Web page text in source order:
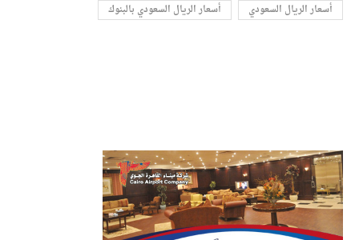
أسعار الريال السعودي أسعار الريال السعودي بالبنوك